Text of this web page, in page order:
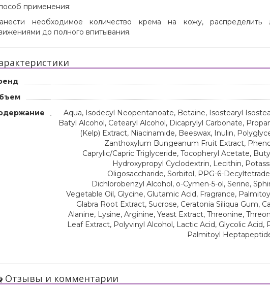
применения:
необходимое количество крема на кожу, распределить
до полного впитывания.
Aqua, Isodecyl Neopentanoate, Betaine, Isostearyl
Batyl Alcohol, Cetearyl Alcohol, Dicaprylyl Carbonate,
(Kelp) Extract, Niacinamide, Beeswax, Inulin,
Zanthoxylum Bungeanum Fruit Extract,
Caprylic/Capric Triglyceride, Tocopheryl Acetate,
Hydroxypropyl Cyclodextrin, Lecithin,
Oligosaccharide, Sorbitol, PPG-6-
Dichlorobenzyl Alcohol, o-Cymen-5-ol, Serine,
Vegetable Oil, Glycine, Glutamic Acid, Fragrance,
Glabra Root Extract, Sucrose, Ceratonia Siliqua Gum,
Alanine, Lysine, Arginine, Yeast Extract, Threonine,
Leaf Extract, Polyvinyl Alcohol, Lactic Acid, Glycolic
Palmitoyl
Отзывы и комментарии